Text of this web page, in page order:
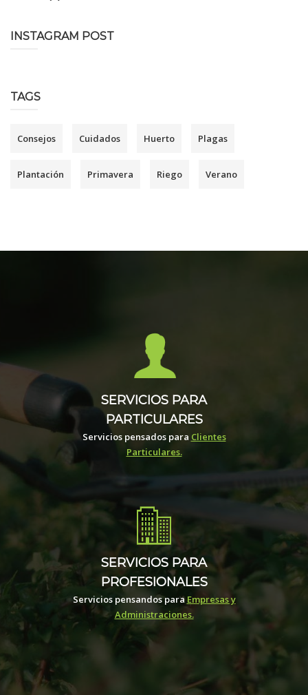
INSTAGRAM POST
TAGS
Consejos Cuidados Huerto Plagas
Plantación Primavera Riego Verano
SERVICIOS PARA
PARTICULARES
Servicios pensados para Clientes
Particulares.
SERVICIOS PARA
PROFESIONALES
Servicios pensandos para Empresas y
Administraciones.